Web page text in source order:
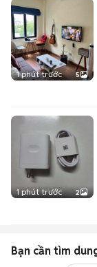
1 phút trước 5
1 phút trước 2
Bạn cần tìm